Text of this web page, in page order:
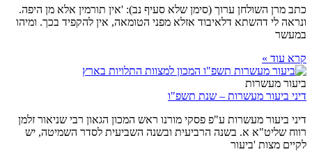
כתב מרן השולחן ערוך (סימן שלא סעיף נב): 'אין תורמין אלא מן היפה.
ונראה לי דהשתא דלאיבוד אזלא מפני הטומאה, אין להקפיד בכך. ומיהו
במעשר
קרא עוד »
ביעור מעשרות
דיני ביעור מעשרות – שנת תשפ"ו
דיני ביעור מעשרות ע"פ פסקי מורנו ראש המכון הגאון רבי שניאור זלמן
רווח שליט"א א. בשנה הרביעית ובשנה השביעית לסדר השמיטה, יש
לקיים מצות 'ביעור